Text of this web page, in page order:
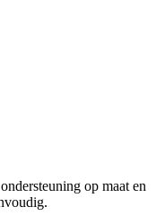
op maat en